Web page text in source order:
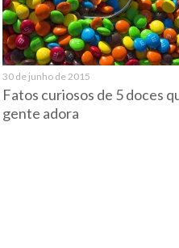
30 de junho de 2015
Fatos curiosos de 5 doces
gente adora